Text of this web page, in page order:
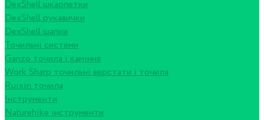
DexShell шкарпетки
DexShell рукавички
DexShell шапки
Точильні системи
Ganzo точила і каміння
Work Sharp точильні верстати і точила
Ruixin точила
Інструменти
Naturehike інструменти